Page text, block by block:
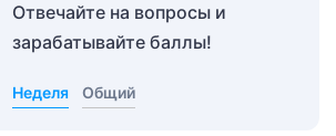
Отвечайте на вопросы и
зарабатывайте баллы!
Неделя Общий